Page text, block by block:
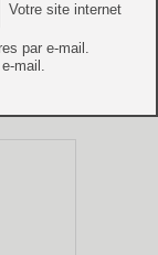
Votre site internet
par e-mail.
mail.